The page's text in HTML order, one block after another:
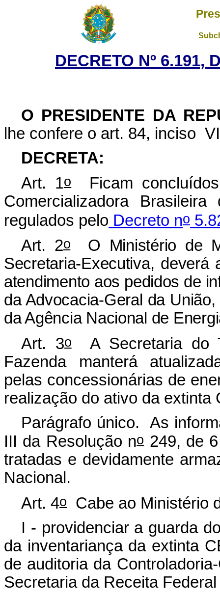
DECRETO Nº 6.191,
O PRESIDENTE DA
lhe confere o art. 84, inciso
DECRETA:
Art. 1oFicam concluídos
Comercializadora
regulados pelo Decreto no
Art. 2oO Ministério de
Secretaria-Executiva,
atendimento aos pedidos de
da Advocacia-Geral da
da Agência Nacional de
Art. 3oA Secretaria do
Fazenda manterá
pelas concessionárias de
realização do ativo da extinta
Parágrafo único. As
III da Resolução no249, de
tratadas e devidamente
Nacional.
Art. 4o
Cabe ao Ministério
I - providenciar a guarda
da inventariança da extinta
de auditoria da
Secretaria da Receita